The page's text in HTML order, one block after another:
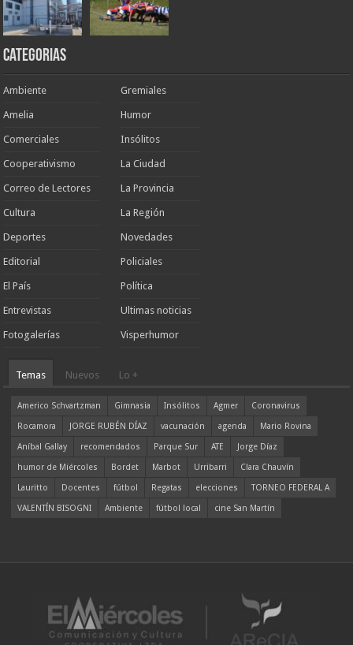
Categorias
Ambiente
Amelia
Comerciales
Cooperativismo
Correo de Lectores
Cultura
Deportes
Editorial
El País
Entrevistas
Fotogalerías
Gremiales
Humor
Insólitos
La Ciudad
La Provincia
La Región
Novedades
Policiales
Política
Ultimas noticias
Visperhumor
Temas Nuevos Lo +
Americo Schvartzman Gimnasia Insólitos Agmer
Coronavirus
Rocamora
JORGE RUBÉN DÍAZ vacunación agenda
Mario Rovina
Aníbal Gallay
recomendados Parque Sur ATE
Jorge Díaz
humor de Miércoles
Bordet Marbot Urribarri
Clara Chauvín
Lauritto
Docentes fútbol Regatas elecciones
TORNEO FEDERAL A
VALENTÍN BISOGNI
Ambiente fútbol local cine San Martín